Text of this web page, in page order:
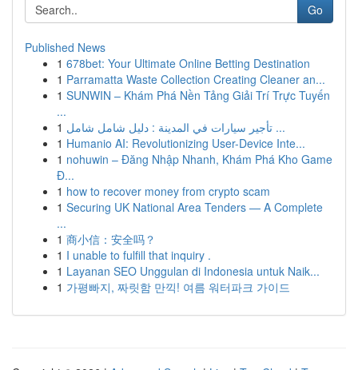
Go
Published News
1 678bet: Your Ultimate Online Betting Destination
1 Parramatta Waste Collection Creating Cleaner an...
1 SUNWIN – Khám Phá Nền Tảng Giải Trí Trực Tuyến
...
1
تأجير سيارات في المدينة : دليل شامل شامل ...
1 Humanio AI: Revolutionizing User-Device Inte...
1 nohuwin – Đăng Nhập Nhanh, Khám Phá Kho Game
Đ...
1 how to recover money from crypto scam
1 Securing UK National Area Tenders — A Complete
...
1 商小信：安全吗？
1 I unable to fulfill that inquiry .
1 Layanan SEO Unggulan di Indonesia untuk Naik...
1 가평빠지, 짜릿함 만끽! 여름 워터파크 가이드